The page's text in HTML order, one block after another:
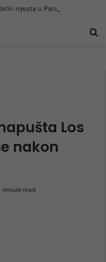
Los
nakon
minute read